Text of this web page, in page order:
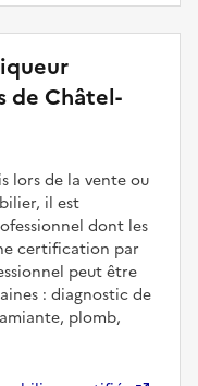
de Châtel-
lors de la vente ou
il est
dont les
certification par
peut être
: diagnostic de
plomb,